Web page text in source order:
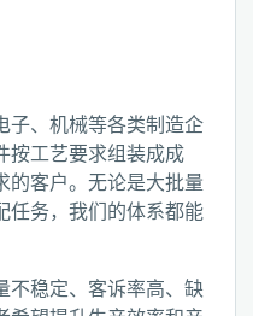
子、机械等各类制造企
按工艺要求组装成成
的客户。无论是大批量
任务，我们的体系都能
不稳定、客诉率高、缺